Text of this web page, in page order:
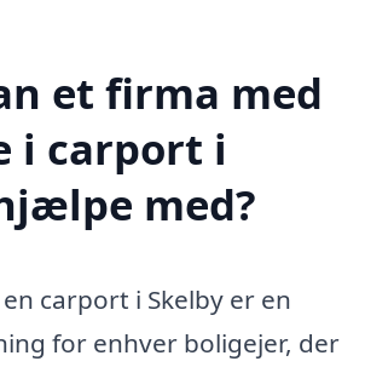
et firma med
i carport i
med?
carport i Skelby er en
for enhver boligejer, der